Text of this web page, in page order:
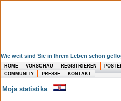
Wie weit sind Sie in Ihrem Leben schon
HOME VORSCHAU REGISTRIEREN
COMMUNITY
PRESSE KONTAKT
Moja statistika